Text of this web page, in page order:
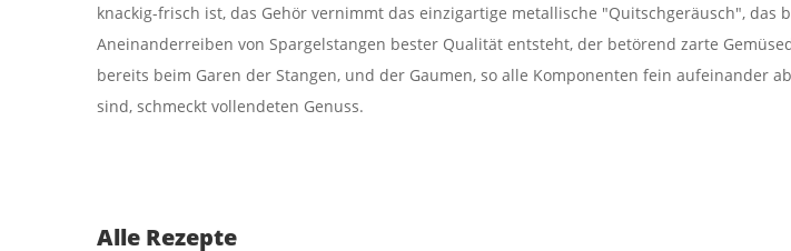
knackig-frisch ist, das Gehör vernimmt das einzigartige metallische "Quitschgeräusch", das
Aneinanderreiben von Spargelstangen bester Qualität entsteht, der betörend zarte
bereits beim Garen der Stangen, und der Gaumen, so alle Komponenten fein aufeinander
sind, schmeckt vollendeten Genuss.
Alle Rezepte